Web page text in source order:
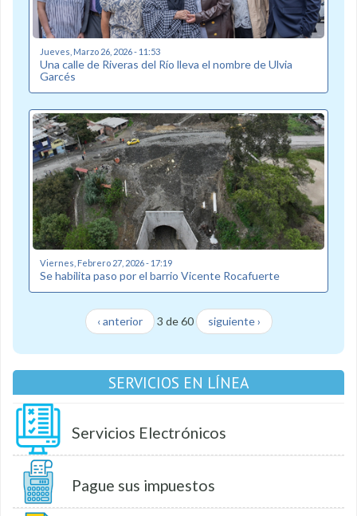
Jueves, Marzo 26, 2026 - 11:53
Una calle de Riveras del Río lleva el nombre de Ulvia
Garcés
Viernes, Febrero 27, 2026 - 17:19
Se habilita paso por el barrio Vicente Rocafuerte
‹ anterior 3 de 60 siguiente ›
SERVICIOS EN LÍNEA
Servicios Electrónicos
Pague sus impuestos